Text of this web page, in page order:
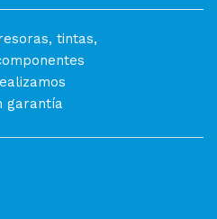
tintas,
garantía